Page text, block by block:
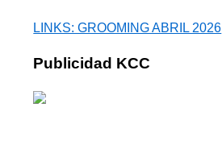
LINKS: GROOMING ABRIL 2026
Publicidad KCC